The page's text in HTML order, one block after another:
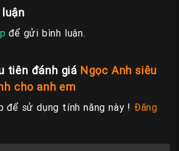
để gửi bình luận.
tiên đánh giá Ngọc Anh siêu
cho anh em
để sử dụng tính năng này ! Đăng